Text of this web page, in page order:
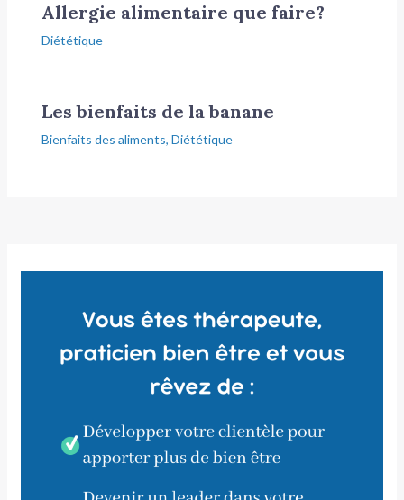
Allergie alimentaire que faire?
Diététique
Les bienfaits de la banane
Bienfaits des aliments, Diététique